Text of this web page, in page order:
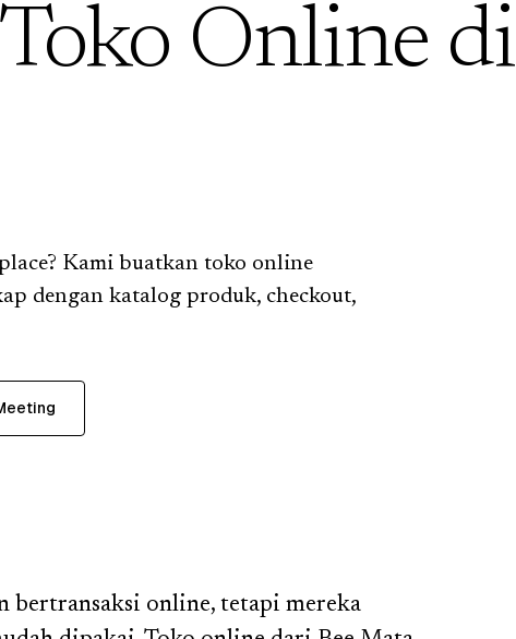
Online di
Kami buatkan toko online
dengan katalog produk, checkout,
bertransaksi online, tetapi mereka